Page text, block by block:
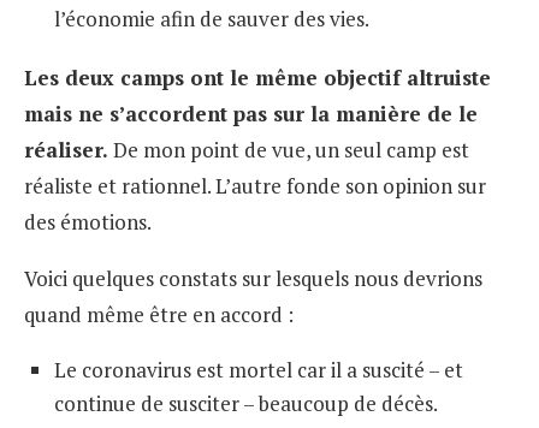
l’économie afin de sauver des vies.
Les deux camps ont le même objectif altruiste
mais ne s’accordent pas sur la manière de le
réaliser. De mon point de vue, un seul camp est
réaliste et rationnel. L’autre fonde son opinion sur
des émotions.
Voici quelques constats sur lesquels nous devrions
quand même être en accord :
Le coronavirus est mortel car il a suscité – et
continue de susciter – beaucoup de décès.